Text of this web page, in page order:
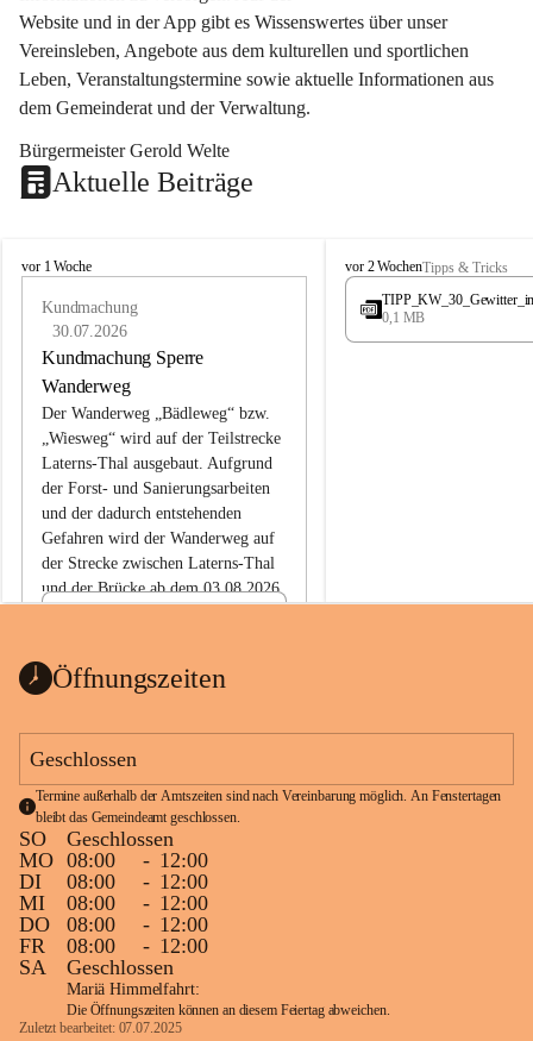
Website und in der App gibt es Wissenswertes über unser
Vereinsleben, Angebote aus dem kulturellen und sportlichen
Leben, Veranstaltungstermine sowie aktuelle Informationen aus
dem Gemeinderat und der Verwaltung.
Bürgermeister Gerold Welte
Aktuelle Beiträge
L
vor 1 Woche
Kundmachung
30.07.2026
Kundmachung Sperre
Wanderweg
Der Wanderweg „Bädleweg“ bzw.
„Wiesweg“ wird auf der Teilstrecke
Laterns-Thal ausgebaut. Aufgrund
der Forst- und Sanierungsarbeiten
und der dadurch entstehenden
Gefahren wird der Wanderweg auf
der Strecke zwischen Laterns-Thal
und der Brücke ab dem 03.08.2026
ht
1 Seite•0,1 MB
L
a
e
vor 2 WochenTipps & Tricks
0,1 MB
Öffnungszeiten
Geschlossen
Termine außerhalb der Amtszeiten sind nach Vereinbarung möglich. An Fenstertagen
bleibt das Gemeindeamt geschlossen.
SO
Geschlossen
MO 08:00 - 12:00
DI
08:00 - 12:00
MI
08:00 - 12:00
DO
08:00 - 12:00
FR
08:00 - 12:00
SA
Geschlossen
Mariä Himmelfahrt:
Die Öffnungszeiten können an diesem Feiertag abweichen.
Zuletzt bearbeitet: 07.07.2025